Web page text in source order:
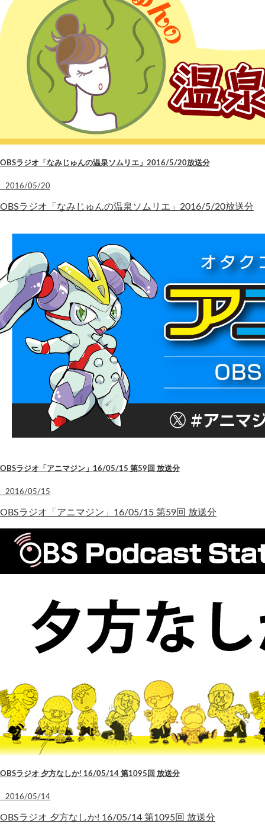
OBSラジオ「なみじゅんの温泉ソムリエ」2016/5/20放送分
2016/05/20
OBSラジオ「なみじゅんの温泉ソムリエ」2016/5/20放送分
OBSラジオ「アニマジン」16/05/15 第59回 放送分
2016/05/15
OBSラジオ「アニマジン」16/05/15 第59回 放送分
OBSラジオ 夕方なしか! 16/05/14 第1095回 放送分
2016/05/14
OBSラジオ 夕方なしか! 16/05/14 第1095回 放送分